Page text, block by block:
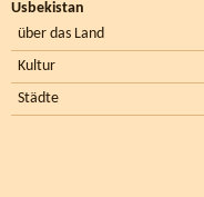
Usbekistan
über das Land
Kultur
Städte